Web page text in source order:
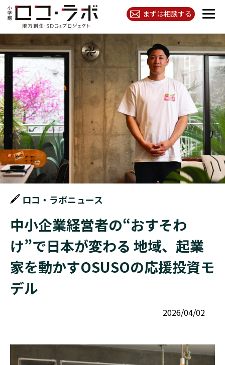
まずは相談する
ロコ・ラボニュース
中小企業経営者の“おすそわ
け”で日本が変わる 地域、起業
家を動かすOSUSOの応援投資モ
デル
2026/04/02